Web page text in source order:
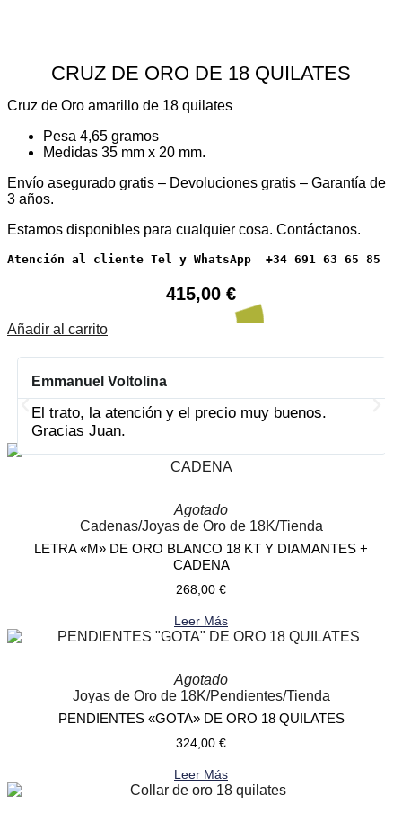
CRUZ DE ORO DE 18 QUILATES
Cruz de Oro amarillo de 18 quilates
Pesa 4,65 gramos
Medidas 35 mm x 20 mm.
Envío asegurado gratis – Devoluciones gratis – Garantía de
3 años.
Estamos disponibles para cualquier cosa. Contáctanos.
Atención al cliente Tel y WhatsApp  +34 691 63 65 85
415,00 €
Añadir al carrito
Emmanuel Voltolina
El trato, la atención y el precio muy buenos.
Gracias Juan.
PRODUCTOS RELACIONADOS
Agotado
Cadenas/Joyas de Oro de 18K/Tienda
LETRA «M» DE ORO BLANCO 18 KT Y DIAMANTES +
CADENA
268,00 €
Leer Más
Agotado
Joyas de Oro de 18K/Pendientes/Tienda
PENDIENTES «GOTA» DE ORO 18 QUILATES
324,00 €
Leer Más